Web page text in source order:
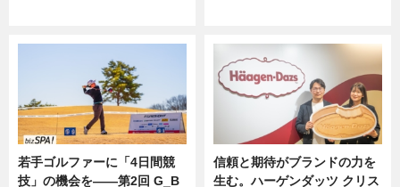
若手ゴルファーに「4日間競
技」の機会を——第2回 G_B
信頼と期待がブランドの力を
生む。ハーゲンダッツ クリス